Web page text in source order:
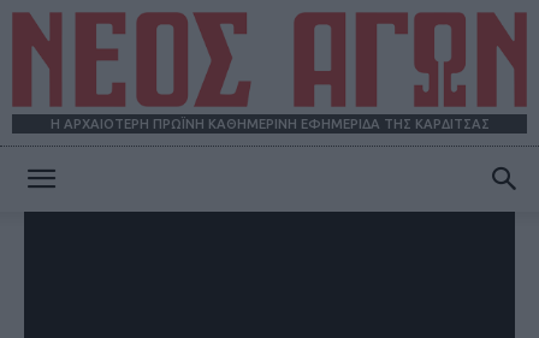
Η ΑΡΧΑΙΟΤΕΡΗ ΠΡΩΪΝΗ ΚΑΘΗΜΕΡΙΝΗ ΕΦΗΜΕΡΙΔΑ ΤΗΣ ΚΑΡΔΙΤΣΑΣ